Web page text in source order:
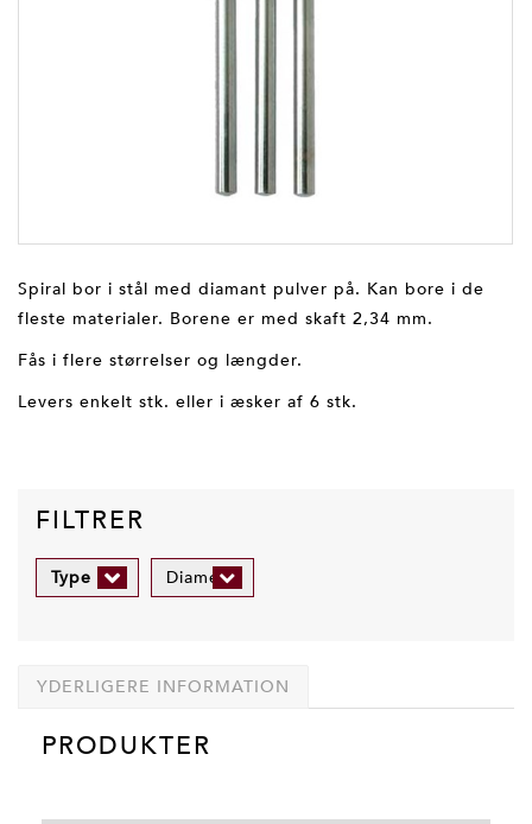
Spiral bor i stål med diamant pulver på. Kan bore i de
fleste materialer. Borene er med skaft 2,34 mm.
Fås i flere størrelser og længder.
Levers enkelt stk. eller i æsker af 6 stk.
FILTRER
Type Diameter
YDERLIGERE INFORMATION
PRODUKTER